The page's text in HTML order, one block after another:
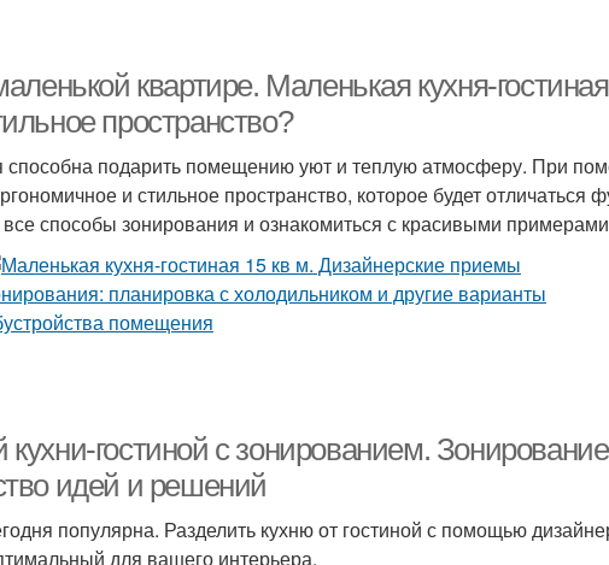
квартире. Маленькая кухня-
пространство?
способна подарить помещению уют и теплую атмосферу. При
и стильное пространство, которое будет отличаться
все способы зонирования и ознакомиться с красивыми
гостиной с зонированием.
идей и решений
популярна. Разделить кухню от гостиной с помощью
для вашего интерьера.